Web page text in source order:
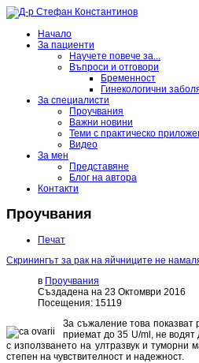
Начало
За пациенти
Научете повече за...
Въпроси и отговори
Бременност
Гинекологични
За специалисти
Проучвания
Важни новини
Теми с практическо
Видео
За мен
Представяне
Блог на автора
Контакти
Проучвания
Печат
Скринингът за рак на яйчниците не
в Проучвания
Създадена на 23 Октомври 2016
Посещения: 15119
За съжаление това показват
приемат до 35 U/ml, не
с използването на ултразвук и туморни
степен на чувствителност и надежност.